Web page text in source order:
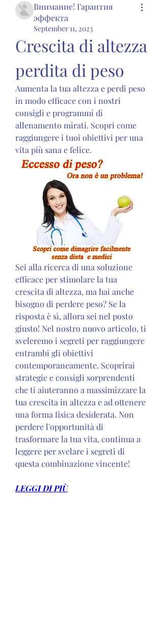
Внимание! Гарантия
эффекта
September 11, 2023
Crescita di altezza
perdita di peso
Aumenta la tua altezza e perdi peso
in modo efficace con i nostri
consigli e programmi di
allenamento mirati. Scopri come
raggiungere i tuoi obiettivi per una
vita più sana e felice.
Sei alla ricerca di una soluzione
efficace per stimolare la tua
crescita di altezza, ma hai anche
bisogno di perdere peso? Se la
risposta è sì, allora sei nel posto
giusto! Nel nostro nuovo articolo, ti
sveleremo i segreti per raggiungere
entrambi gli obiettivi
contemporaneamente. Scoprirai
strategie e consigli sorprendenti
che ti aiuteranno a massimizzare la
tua crescita in altezza e ad ottenere
una forma fisica desiderata. Non
perdere l'opportunità di
trasformare la tua vita, continua a
leggere per svelare i segreti di
questa combinazione vincente!
LEGGI DI PIÙ